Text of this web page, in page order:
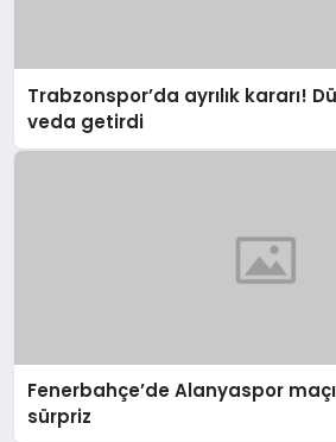
Trabzonspor’da ayrılık kararı!
veda getirdi
Fenerbahçe’de Alanyaspor
sürpriz